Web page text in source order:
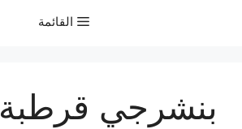
القائمة
بنشرجي قرطبة